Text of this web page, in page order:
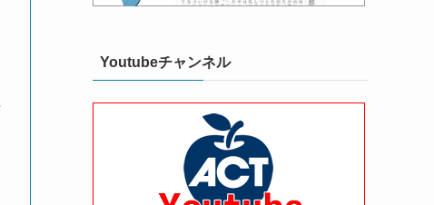
Youtubeチャンネル